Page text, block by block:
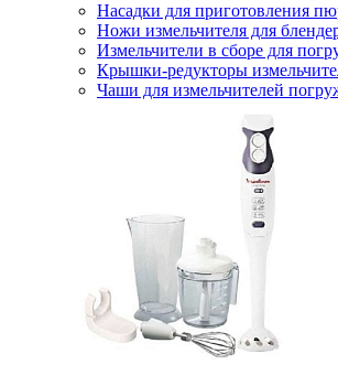
Насадки для приготовления
Ножи измельчителя для
Измельчители в сборе для
Крышки-редукторы
Чаши для измельчителей